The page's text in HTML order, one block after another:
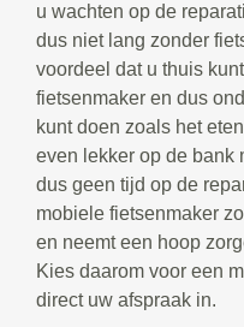
u wachten op de
dus niet lang zonder
voordeel dat u thuis
fietsenmaker en dus
kunt doen zoals het
even lekker op de bank
dus geen tijd op de
mobiele fietsenmaker
en neemt een hoop
Kies daarom voor een
direct uw afspraak in.